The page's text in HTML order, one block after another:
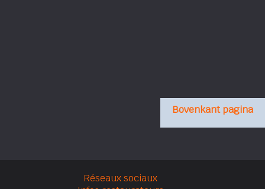
Bovenkant pagina
Réseaux sociaux